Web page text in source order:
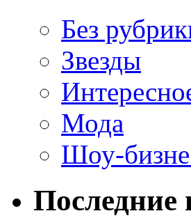
Без
Звезды
Мода
Шоу-
Последние